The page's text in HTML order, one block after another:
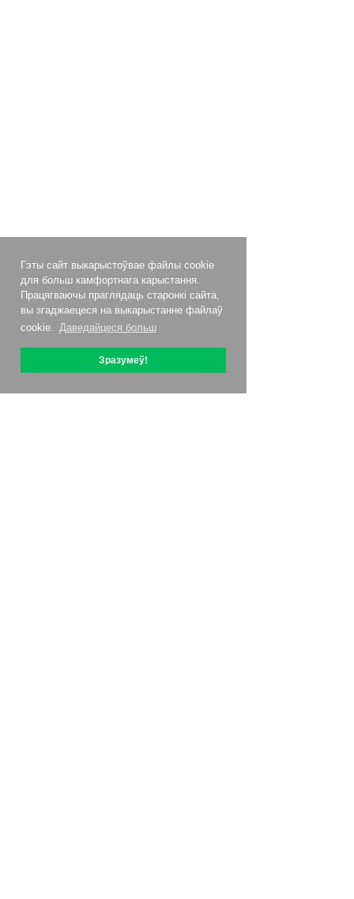
Гэты сайт выкарыстоўвае файлы cookie
для больш камфортнага карыстання.
Працягваючы праглядаць старонкі сайта,
вы згаджаецеся на выкарыстанне файлаў
cookie. Даведайцеся больш
Зразумеў!